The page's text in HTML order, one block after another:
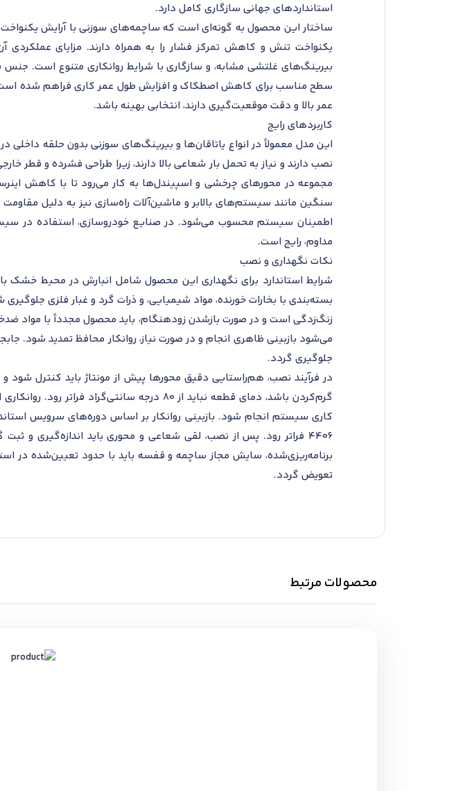
استانداردهای جهانی سازگاری کامل دارد.
ساختار این محصول به گونه‌ای است که ساچمه‌های سوزنی با آرایش
یکنواخت تنش و کاهش تمرکز فشار را به همراه دارند. مزایای
بیرینگ‌های غلتشی مشابه، و سازگاری با شرایط روانکاری متنوع است.
سطح مناسب برای کاهش اصطکاک و افزایش طول عمر کاری فراهم شده است.
عمر بالا و دقت موقعیت‌گیری دارند، انتخابی بهینه باشد.
کاربردهای رایج
این مدل معمولاً در انواع یاتاقان‌ها و بیرینگ‌های سوزنی بدون حلقه
نصب دارند و نیاز به تحمل بار شعاعی بالا دارند، زیرا طراحی فشرده و قطر
مجموعه در محورهای چرخشی و اسپیندل‌ها به کار می‌رود تا با کاهش
سنگین مانند سیستم‌های بالابر و ماشین‌آلات راه‌سازی نیز به دلیل
اطمینان سیستم محسوب می‌شود. در صنایع خودروسازی، استفاده در
مداوم، رایج است.
نکات نگهداری و نصب
بسته‌بندی با بخارات خورنده، مواد شیمیایی، و ذرات گرد و غبار فلزی
می‌شود بازبینی ظاهری انجام و در صورت نیاز، روانکار محافظ تمدید شود.
جلوگیری گردد.
در فرآیند نصب، هم‌راستایی دقیق محورها پیش از مونتاژ باید کنترل شود
گرم‌کردن باشد، دمای قطعه نباید از 80 درجه
4406 فراتر رود. پس از نصب، لقی شعاعی و محوری باید اندازه‌گیری و
برنامه‌ریزی‌شده، سایش مجاز ساچمه و قفسه باید با حدود تعیین‌شده در
تعویض گردد.
محصولات مرتبط